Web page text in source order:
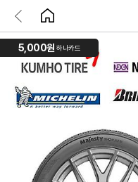
5,000원 하나카드